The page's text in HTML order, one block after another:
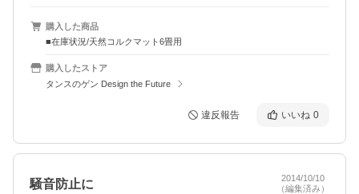
購入した商品
■在庫状況/天然コルクマット6畳用
購入したストア
タンスのゲン Design the Future
違反報告 いいね 0
騒音防止に
2014/10/10
（編集済み）